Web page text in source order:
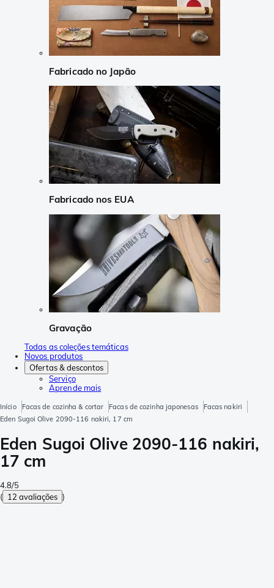
Fabricado no Japão
Fabricado nos EUA
Gravação
Todas as coleções temáticas
Novos produtos
Ofertas & descontos
Serviço
Aprende mais
Início Facas de cozinha & cortar Facas de cozinha japonesas
Facas nakiri
Eden Sugoi Olive 2090-116 nakiri, 17 cm
Eden Sugoi Olive 2090-116 nakiri,
17 cm
4.8/5
( 12 avaliações )